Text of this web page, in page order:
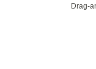
Drag-